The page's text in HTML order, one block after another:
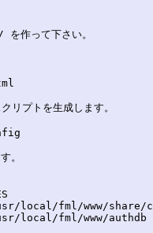
って下さい。
リプトを生成します。
。
local/fml/www/share/
local/fml/www/authdb